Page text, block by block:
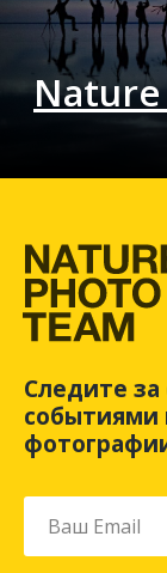
Следите
событиями